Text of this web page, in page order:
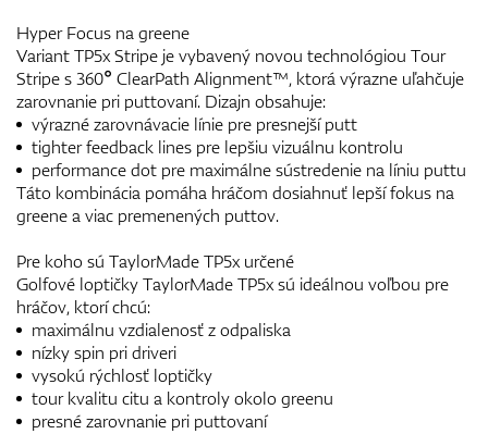
Hyper Focus na greene
Variant TP5x Stripe je vybavený novou technológiou Tour
Stripe s 360° ClearPath Alignment™, ktorá výrazne uľahčuje
zarovnanie pri puttovaní. Dizajn obsahuje:
výrazné zarovnávacie línie pre presnejší putt
tighter feedback lines pre lepšiu vizuálnu kontrolu
performance dot pre maximálne sústredenie na líniu puttu
Táto kombinácia pomáha hráčom dosiahnuť lepší fokus na
greene a viac premenených puttov.
Pre koho sú TaylorMade TP5x určené
Golfové loptičky TaylorMade TP5x sú ideálnou voľbou pre
hráčov, ktorí chcú:
maximálnu vzdialenosť z odpaliska
nízky spin pri driveri
vysokú rýchlosť loptičky
tour kvalitu citu a kontroly okolo greenu
presné zarovnanie pri puttovaní